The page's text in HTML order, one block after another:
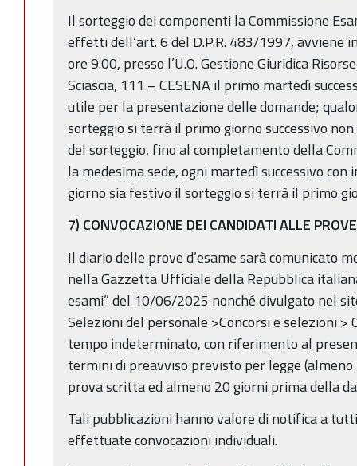
Il sorteggio dei componenti la Commissione
effetti dell’art. 6 del D.P.R. 483/1997, avviene
ore 9.00, presso l’U.O. Gestione Giuridica
Sciascia, 111 – CESENA il primo martedì
utile per la presentazione delle domande;
sorteggio si terrà il primo giorno successivo
del sorteggio, fino al completamento della
la medesima sede, ogni martedì successivo
giorno sia festivo il sorteggio si terrà il primo
7) CONVOCAZIONE DEI CANDIDATI ALLE
Il diario delle prove d’esame sarà comunicato
nella Gazzetta Ufficiale della Repubblica
esami” del 10/06/2025 nonché divulgato nel
Selezioni del personale >Concorsi e selezioni >
tempo indeterminato, con riferimento al
termini di preavviso previsto per legge
prova scritta ed almeno 20 giorni prima della
Tali pubblicazioni hanno valore di notifica a
effettuate convocazioni individuali.